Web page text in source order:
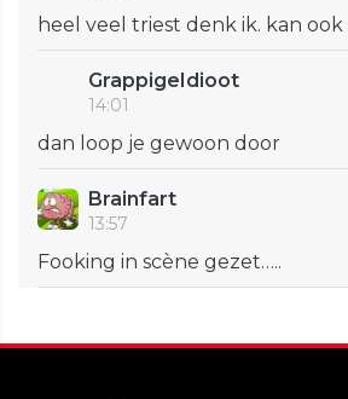
heel veel triest denk ik. kan
GrappigeIdioot
14:01
dan loop je gewoon door
Brainfart
13:57
Fooking in scène gezet…..